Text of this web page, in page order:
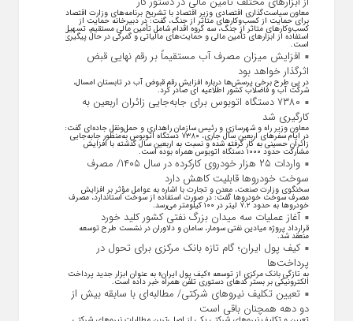
معاون سیاست‌گذاری اقتصادی وزیر اقتصاد با تشریح برنامه‌های وزارت اقتصاد
برای حمایت از کسب‌وکار‌های متاثر از جنگ، گفت: در دبیرخانه حمایت از
کسب‌وکار‌های متاثر از جنگ، سه گروه اقدام شامل تأمین مالی مستقیم، تسهیل
استفاده از ابزار‌های تأمین مالی و حمایت‌های مالیاتی و گمرکی در حال پیگیری
است.
افزایش میزان مصرف آب مستقیماً بر رقم نهایی قبض
اثرگذار خواهد بود
در پی طرح برخی پرسش‌ها درباره افزایش رقم قبوض آب در تابستان امسال،
شرکت آب و فاضلاب کشور اطلاعیه ای صادر کرد.
۷۳۸۰ دستگاه اتوبوس برای جابه‌جایی زائران اربعین به
کارگیری شد
معاون وزیر راه و شهرسازی و رئیس سازمان راهداری و حمل‌ونقل جاده‌ای گفت:
در ایام سفرهای اربعین سال جاری، ۷۳۸۰ دستگاه اتوبوس به‌منظور جابه‌جایی
زائران حسینی به‌ کار گرفته شده و نسبت به اربعین سال گذشته با افزایش
مشارکت حدود ۱۰۰۰ دستگاه اتوبوس همراه بوده است.
واردات ۲۵ هزار خودروی کارکرده در سال ۱۴۰۵/ مصرف
سوخت خودرو‌ها قابلیت کاهش دارد
سخنگوی وزارت صنعت، معدن و تجارت با اشاره به عوامل مؤثر بر افزایش
مصرف سوخت خودرو‌ها گفت: در صورت استفاده از سوخت استاندارد، مصرف
خودرو‌ها به حدود ۷.۲ لیتر در ۱۰۰ کیلومتر می‌رسد.
آغاز عملیات سه میدان بزرگ نفتی کشور کلید خورد
قرارداد پروژه میادین نفتی سومار، سامان و دلاوران در نشست طرح توسعه
منعقد شد.
کیف پول ایران؛ گام تازه بانک مرکزی برای تحول در
پرداخت‌ها
به تازگی بانک مرکزی از توسعه «کیف پول ایران» به عنوان ابزار جدید پرداخت
الکترونیکی بر بستر کد‌های دستوری تلفن همراه خبر داده است.
تعیین تکلیف نیروهای شرکتی/ مطالبه‌ای با سابقه بیش از
دو دهه همچنان باقی است